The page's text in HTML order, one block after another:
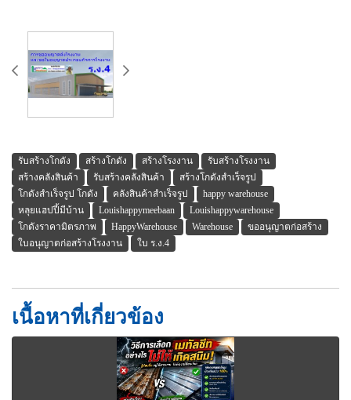
รับสร้างโกดัง สร้างโกดัง สร้างโรงงาน
รับสร้างโรงงาน
สร้างคลังสินค้า
รับสร้างคลังสินค้า
สร้างโกดังสำเร็จรูป
โกดังสำเร็จรูป โกดัง
คลังสินค้าสำเร็จรูป
happy warehouse
หลุยแฮปปี้มีบ้าน
Louishappymeebaan
Louishappywarehouse
โกดังราคามิตรภาพ
HappyWarehouse Warehouse
ขออนุญาตก่อสร้าง
ใบอนุญาตก่อสร้างโรงงาน
ใบ ร.ง.4
เนื้อหาที่เกี่ยวข้อง